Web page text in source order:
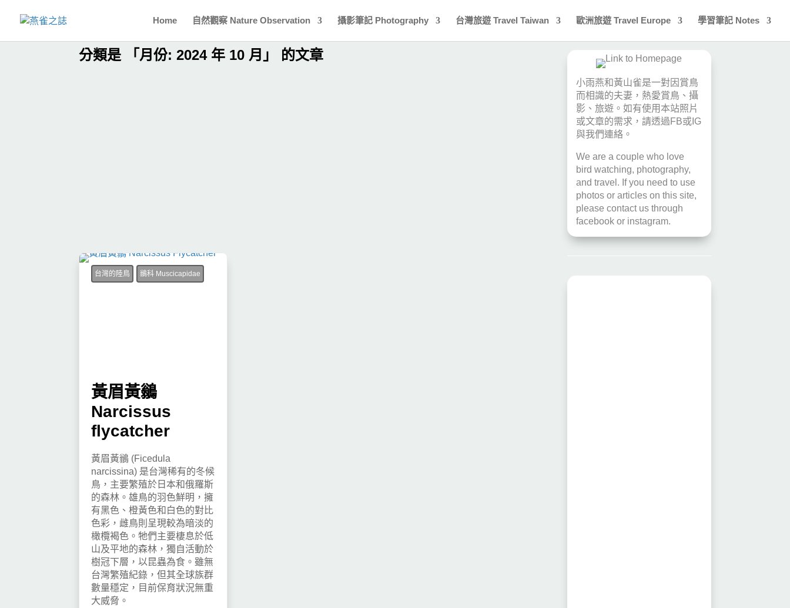
Home 自然觀察 Nature Observation 攝影筆記 Photography 台灣旅遊 Travel Taiwan 歐洲旅遊 Travel Europe 學習筆記 Notes
分類是 「月份:2024 年 10 月 」 的文章
台灣的陸鳥 鶲科 Muscicapidae
黃眉黃鶲
Narcissus
flycatcher
黃眉黃鶲 (Ficedula
narcissina) 是台灣稀有的冬候
鳥，主要繁殖於日本和俄羅斯
的森林。雄鳥的羽色鮮明，擁
有黑色、橙黃色和白色的對比
色彩，雌鳥則呈現較為暗淡的
橄欖褐色。牠們主要棲息於低
山及平地的森林，獨自活動於
樹冠下層，以昆蟲為食。雖無
台灣繁殖紀錄，但其全球族群
數量穩定，目前保育狀況無重
大威脅。
小雨燕和黃山雀是一對因賞鳥
而相識的夫妻，熱愛賞鳥、攝
影、旅遊。如有使用本站照片
或文章的需求，請透過 FB或IG
與我們連絡。
We are a couple who love
bird watching, photography,
and travel. If you need to use
photos or articles on this site,
please contact us through
facebookor instagram.